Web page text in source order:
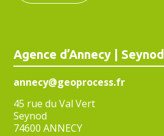
Agence d’Annecy | Seynod
annecy@geoprocess.fr
45 rue du Val Vert
Seynod
74600 ANNECY